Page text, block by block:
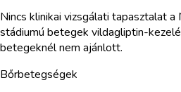
Nincs klinikai vizsgálati tapasztalat
stádiumú betegek vildagliptin-
betegeknél nem ajánlott.
Bőrbetegségek